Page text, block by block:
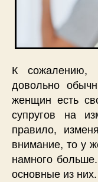
К
довольно
женщин есть
супругов на
правило,
внимание, то у
намного
основные из них.